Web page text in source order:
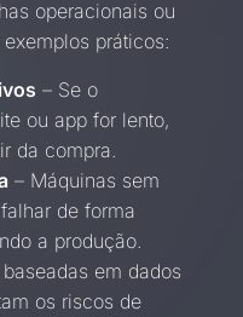
operacionais ou
práticos:
– Se o
ou app for lento,
da compra.
– Máquinas sem
de forma
a produção.
em dados
os riscos de